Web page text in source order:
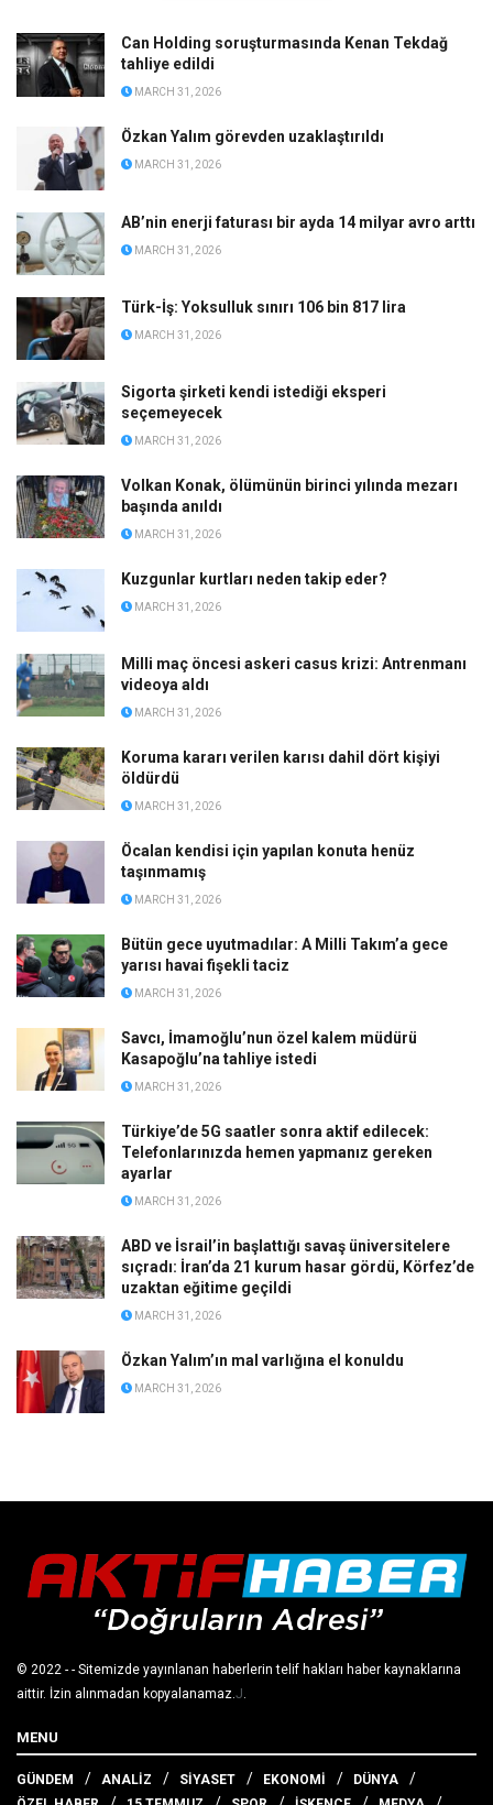
Can Holding soruşturmasında Kenan Tekdağ
tahliye edildi
MARCH 31, 2026
Özkan Yalım görevden uzaklaştırıldı
MARCH 31, 2026
AB’nin enerji faturası bir ayda 14 milyar avro arttı
MARCH 31, 2026
Türk-İş: Yoksulluk sınırı 106 bin 817 lira
MARCH 31, 2026
Sigorta şirketi kendi istediği eksperi
seçemeyecek
MARCH 31, 2026
Volkan Konak, ölümünün birinci yılında mezarı
başında anıldı
MARCH 31, 2026
Kuzgunlar kurtları neden takip eder?
MARCH 31, 2026
Milli maç öncesi askeri casus krizi: Antrenmanı
videoya aldı
MARCH 31, 2026
Koruma kararı verilen karısı dahil dört kişiyi
öldürdü
MARCH 31, 2026
Öcalan kendisi için yapılan konuta henüz
taşınmamış
MARCH 31, 2026
Bütün gece uyutmadılar: A Milli Takım’a gece
yarısı havai fişekli taciz
MARCH 31, 2026
Savcı, İmamoğlu’nun özel kalem müdürü
Kasapoğlu’na tahliye istedi
MARCH 31, 2026
Türkiye’de 5G saatler sonra aktif edilecek:
Telefonlarınızda hemen yapmanız gereken
ayarlar
MARCH 31, 2026
ABD ve İsrail’in başlattığı savaş üniversitelere
sıçradı: İran’da 21 kurum hasar gördü, Körfez’de
uzaktan eğitime geçildi
MARCH 31, 2026
Özkan Yalım’ın mal varlığına el konuldu
MARCH 31, 2026
© 2022 - - Sitemizde yayınlanan haberlerin telif hakları haber kaynaklarına
aittir. İzin alınmadan kopyalanamaz. J
MENU
GÜNDEM ANALİZ SİYASET EKONOMİ
DÜNYA